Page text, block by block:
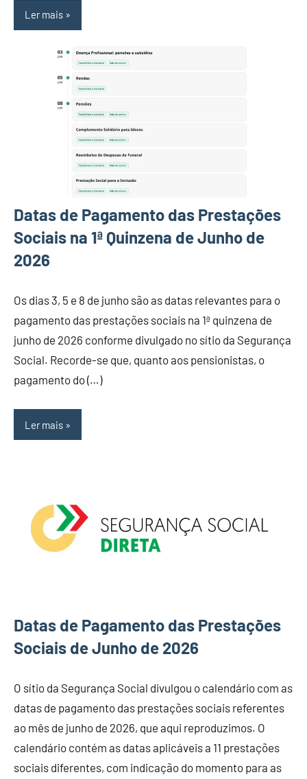
Ler mais
Datas de Pagamento das Prestações
Sociais na 1ª Quinzena de Junho de
2026
Os dias 3, 5 e 8 de junho são as datas relevantes para o
pagamento das prestações sociais na 1ª quinzena de
junho de 2026 conforme divulgado no sítio da Segurança
Social. Recorde-se que, quanto aos pensionistas, o
pagamento do (…)
Ler mais
Datas de Pagamento das Prestações
Sociais de Junho de 2026
O sítio da Segurança Social divulgou o calendário com as
datas de pagamento das prestações sociais referentes
ao mês de junho de 2026, que aqui reproduzimos. O
calendário contém as datas aplicáveis a 11 prestações
sociais diferentes, com indicação do momento para as